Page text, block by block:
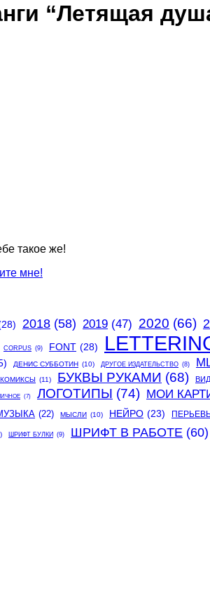
“Летящая
такое же!
мне!
2018 (58) 2019 (47) 2020 (66)
CORPUS (9) FONT (28)
ДЕНИС СУББОТИН (10) ДРУГОЕ ИЗДАТЕЛЬСТВО (8)
(11) БУКВЫ РУКАМИ (68)
(7) ЛОГОТИПЫ (74) МОИ
(22) МЫСЛИ (10) НЕЙРО (23)
ШРИФТ БУЛКИ (9) ШРИФТ В РАБОТЕ (60)